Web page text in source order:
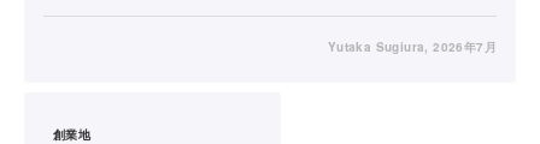
Yutaka Sugiura, 2026年7月
創業地